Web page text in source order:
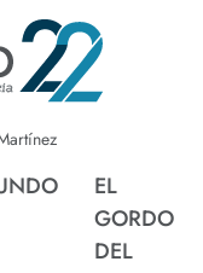
EL
GORDO
DEL